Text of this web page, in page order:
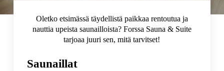
Oletko etsimässä täydellistä paikkaa rentoutua ja
nauttia upeista saunailloista? Forssa Sauna & Suite
tarjoaa juuri sen, mitä tarvitset!
Saunaillat